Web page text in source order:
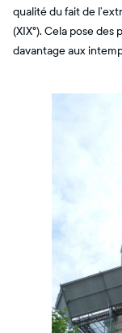
qualité du fait de
(XIX°). Cela pose
davantage aux